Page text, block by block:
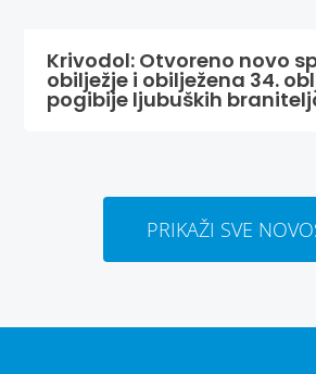
Krivodol: Otvoreno novo
obilježje i obilježena 34.
pogibije ljubuških
PRIKAŽI SVE